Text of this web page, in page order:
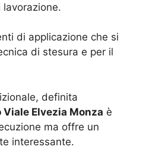
di applicazione che si
di stesura e per il
definita
Elvezia Monza è
ma offre un
interessante.